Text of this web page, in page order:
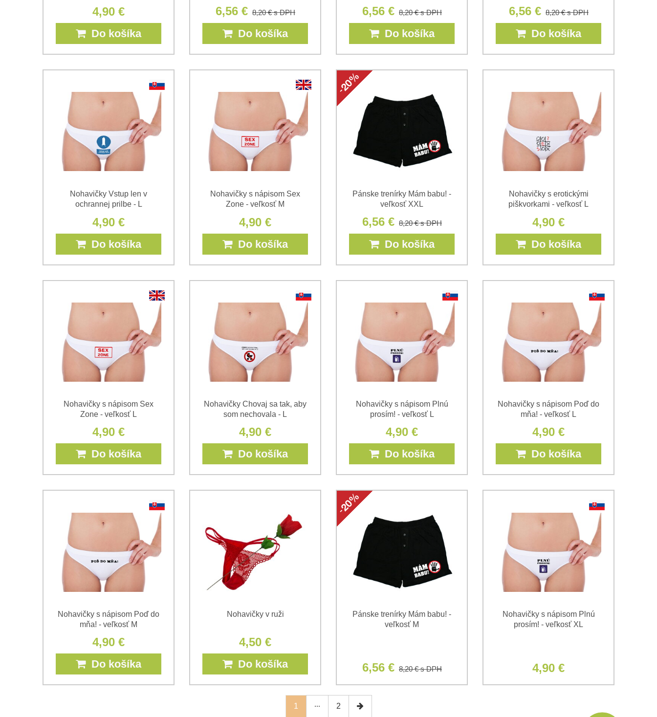
4,90 €
Do košíka
6,56 € 8,20 €s DPH
Do košíka
6,56 € 8,20 €s DPH
Do košíka
6,56 € 8,20 €s DPH
Do košíka
Nohavičky Vstup len v
ochrannej prilbe - L
4,90 €
Do košíka
Nohavičky s nápisom Sex
Zone - veľkosť M
4,90 €
Do košíka
Pánske trenírky Mám babu! -
veľkosť XXL
6,56 € 8,20 €s DPH
Do košíka
Nohavičky s erotickými
piškvorkami - veľkosť L
4,90 €
Do košíka
Nohavičky s nápisom Sex
Zone - veľkosť L
4,90 €
Do košíka
Nohavičky Chovaj sa tak, aby
som nechovala - L
4,90 €
Do košíka
Nohavičky s nápisom Plnú
prosím! - veľkosť L
4,90 €
Do košíka
Nohavičky s nápisom Poď do
mňa! - veľkosť L
4,90 €
Do košíka
Nohavičky s nápisom Poď do
mňa! - veľkosť M
4,90 €
Do košíka
Nohavičky v ruži
4,50 €
Do košíka
Pánske trenírky Mám babu! -
veľkosť M
6,56 € 8,20 €s DPH
Nohavičky s nápisom Plnú
prosím! - veľkosť XL
4,90 €
1 2